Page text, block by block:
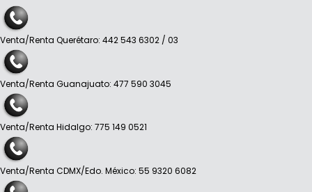
Venta/Renta Querétaro: 442 543 6302 / 03
Venta/Renta Guanajuato: 477 590 3045
Venta/Renta Hidalgo: 775 149 0521
Venta/Renta CDMX/Edo. México: 55 9320 6082